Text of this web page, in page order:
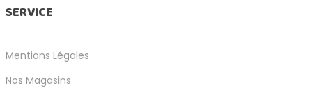
SERVICE
Mentions Légales
Nos Magasins